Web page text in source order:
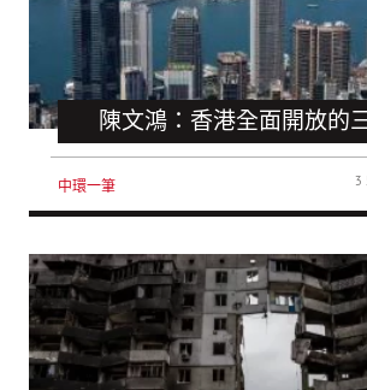
陳文鴻：香港全面開放的
中環一筆 3